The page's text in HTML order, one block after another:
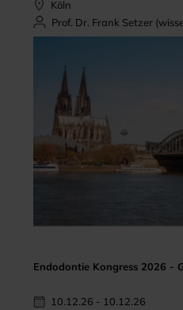
Köln
Prof. Dr. Frank Setzer
Endodontie Kongress 2026 -
10.12.26 - 10.12.26